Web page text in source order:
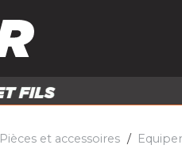
PIÈCES ET
Pièces et accessoires